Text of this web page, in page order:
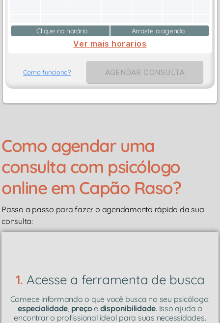
Clique no horário Arraste a agenda
Ver mais horarios
Como funciona? AGENDAR CONSULTA
Como agendar uma
consulta com psicólogo
online em Capão Raso?
Passo a passo para fazer o agendamento rápido da sua
consulta:
1. Acesse a ferramenta de busca
Comece informando o que você busca no seu psicólogo:
especialidade preçoe disponibilidade. Isso ajuda a
encontrar o profissional ideal para suas necessidades.